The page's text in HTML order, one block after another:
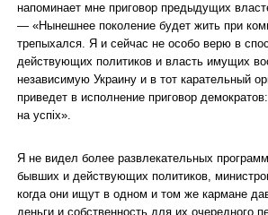
напоминает мне приговор предыдущих
— «Нынешнее поколение будет жить при
трепыхался. Я и сейчас не особо верю в
действующих политиков и власть имущих
независимую Украину и в тот карательный
приведет в исполнение приговор
на успіх».
Я не видел более развлекательных
бывших и действующих политиков,
когда они ищут в одном и том же кармане
деньги и собственность для их очередного